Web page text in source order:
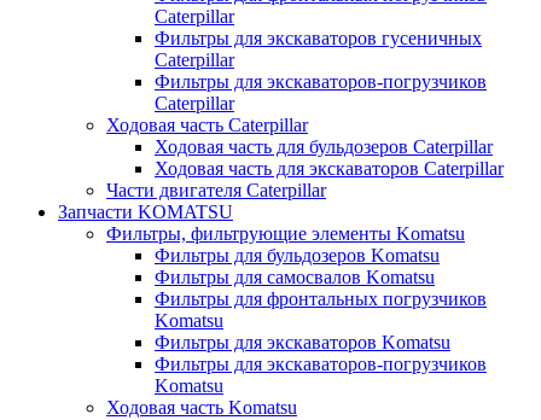
Caterpillar
Фильтры для экскаваторов гусеничных
Caterpillar
Фильтры для экскаваторов-погрузчиков
Caterpillar
Ходовая часть Caterpillar
Ходовая часть для бульдозеров Caterpillar
Ходовая часть для экскаваторов Caterpillar
Части двигателя Caterpillar
Запчасти KOMATSU
Фильтры, фильтрующие элементы Komatsu
Фильтры для бульдозеров Komatsu
Фильтры для самосвалов Komatsu
Фильтры для фронтальных погрузчиков
Komatsu
Фильтры для экскаваторов Komatsu
Фильтры для экскаваторов-погрузчиков
Komatsu
Ходовая часть Komatsu